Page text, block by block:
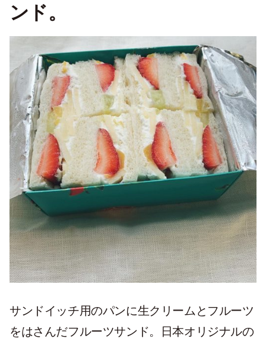
ンド。
サンドイッチ用のパンに生クリームとフルーツ
をはさんだフルーツサンド。日本オリジナルの